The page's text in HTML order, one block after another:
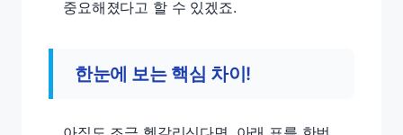
중요해졌다고 할 수 있겠죠.
한눈에 보는 핵심 차이!